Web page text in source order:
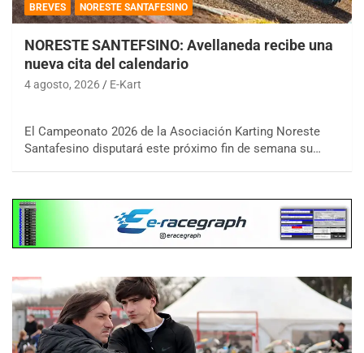
BREVES NORESTE SANTAFESINO
NORESTE SANTEFSINO: Avellaneda recibe una
nueva cita del calendario
4 agosto, 2026 E-Kart
El Campeonato 2026 de la Asociación Karting Noreste
Santafesino disputará este próximo fin de semana su…